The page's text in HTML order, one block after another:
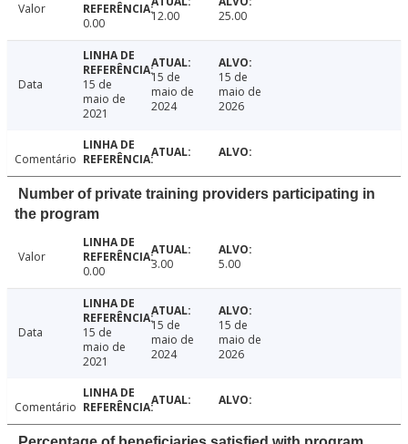
Valor
0.00
12.00 25.00
Data
15 de
maio de
2021
15 de
maio de
2024
15 de
maio de
2026
Comentário
Number of private training providers participating in
the program
Valor
0.00
3.00 5.00
Data
15 de
maio de
2021
15 de
maio de
2024
15 de
maio de
2026
Comentário